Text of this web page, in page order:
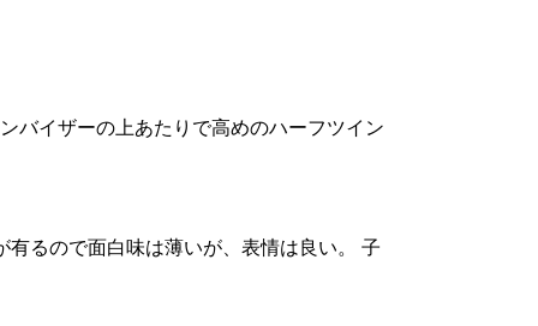
バイザーの上あたりで高めのハーフツイン
有るので面白味は薄いが、表情は良い。 子